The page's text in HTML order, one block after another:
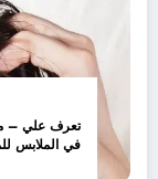
تعرف علي –
في الملابس